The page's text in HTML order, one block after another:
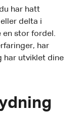
har hatt
delta i
en stor fordel.
har
har utviklet dine